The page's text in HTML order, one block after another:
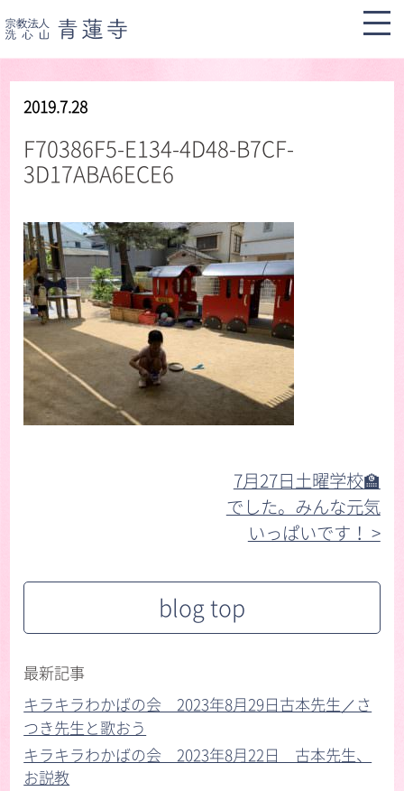
2019.7.28
F70386F5-E134-4D48-B7CF-
3D17ABA6ECE6
7月27日土曜学校🏫
でした。みんな元気
いっぱいです！ >︎
blog top
最新記事
キラキラわかばの会 2023年8月29日古本先生／さ
つき先生と歌おう
キラキラわかばの会 2023年8月22日 古本先生、
お説教